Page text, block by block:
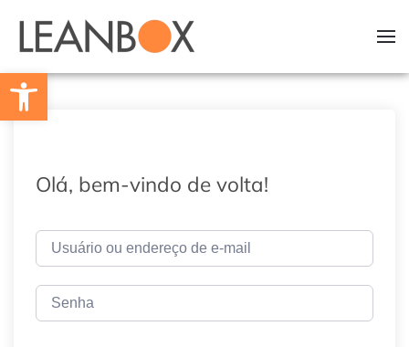
Barra de Ferramentas Aberta
Skip to main content
Olá, bem-vindo de volta!